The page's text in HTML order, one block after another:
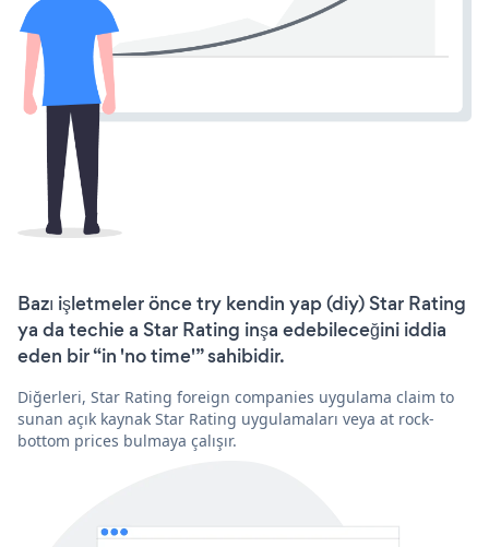
Bazı işletmeler önce try kendin yap (diy) Star Rating
ya da techie a Star Rating inşa edebileceğini iddia
eden bir “in 'no time'” sahibidir.
Diğerleri, Star Rating foreign companies uygulama claim to
sunan açık kaynak Star Rating uygulamaları veya at rock-
bottom prices bulmaya çalışır.